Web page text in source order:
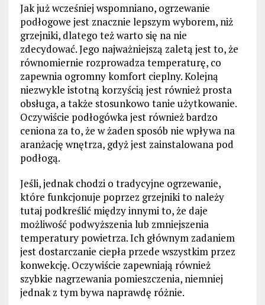
Jak już wcześniej wspomniano, ogrzewanie
podłogowe jest znacznie lepszym wyborem, niż
grzejniki, dlatego też warto się na nie
zdecydować. Jego najważniejszą zaletą jest to, że
równomiernie rozprowadza temperaturę, co
zapewnia ogromny komfort cieplny. Kolejną
niezwykle istotną korzyścią jest również prosta
obsługa, a także stosunkowo tanie użytkowanie.
Oczywiście podłogówka jest również bardzo
ceniona za to, że w żaden sposób nie wpływa na
aranżację wnętrza, gdyż jest zainstalowana pod
podłogą.
Jeśli, jednak chodzi o tradycyjne ogrzewanie,
które funkcjonuje poprzez grzejniki to należy
tutaj podkreślić między innymi to, że daje
możliwość podwyższenia lub zmniejszenia
temperatury powietrza. Ich głównym zadaniem
jest dostarczanie ciepła przede wszystkim przez
konwekcję. Oczywiście zapewniają również
szybkie nagrzewania pomieszczenia, niemniej
jednak z tym bywa naprawdę różnie.